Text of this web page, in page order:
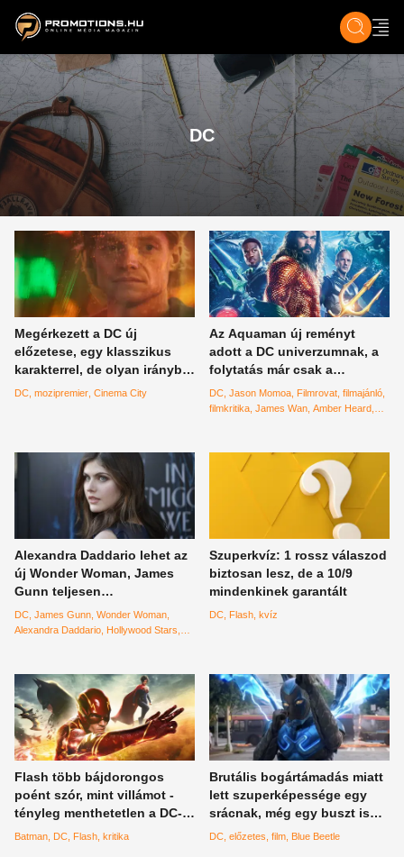
ZENE, FILM & KULT ÉLET TECH &
DC
Megérkezett a DC új
előzetese, egy klasszikus
karakterrel, de olyan irányba
vitték, amit senki nem mert
DC mozipremier Cinema City
Az Aquaman új reményt
adott a DC univerzumnak, a
folytatás már csak a
szögeket veri a koporsóba
DC Jason Momoa Filmrovat filmajánló
filmkritika James Wan Amber Heard
Alexandra Daddario lehet az
új Wonder Woman, James
Gunn teljesen
újrafazonírozza a DC
univerzumot
DC James Gunn Wonder Woman
Alexandra Daddario Hollywood Stars
Szuperkvíz: 1 rossz válaszod
biztosan lesz, de a 10/9
mindenkinek garantált
DC Flash kvíz
Flash több bájdorongos
poént szór, mint villámot -
tényleg menthetetlen a DC-
univerzum?
Batman DC Flash kritika
Brutális bogártámadás miatt
lett szuperképessége egy
srácnak, még egy buszt is
kettévágott - Ütős lesz a
DC előzetes film Blue Beetle